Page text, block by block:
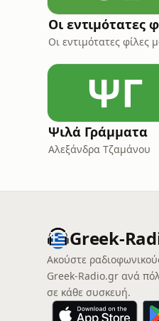
Οι εντιμότατες φίλες
ΨΓ
Ψιλά Γράμματα
Αλεξάνδρα Τζαμάνου
Greek-
Ακούστε
Greek-Radio.gr ανά
σε κάθε συσκευή.